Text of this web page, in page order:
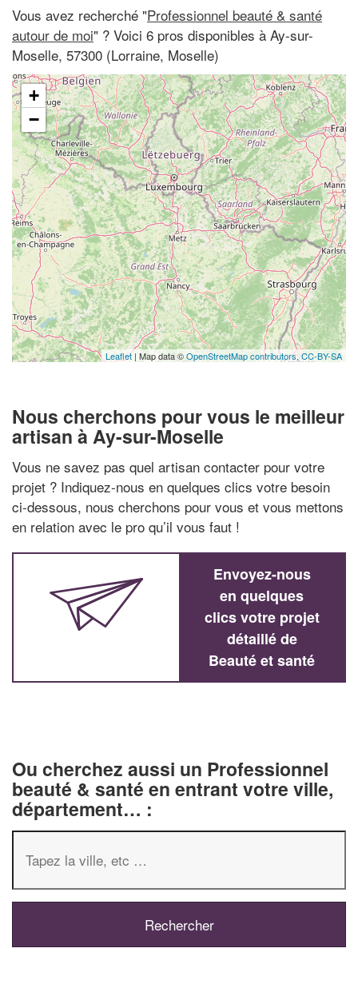
Vous avez recherché "Professionnel beauté & santé
autour de moi" ? Voici 6 pros disponibles à Ay-sur-
Moselle, 57300 (Lorraine, Moselle)
+
−
Leaflet| Map data ©OpenStreetMap contributors,CC-BY-SA
Nous cherchons pour vous le meilleur
artisan à Ay-sur-Moselle
Vous ne savez pas quel artisan contacter pour votre
projet ? Indiquez-nous en quelques clics votre besoin
ci-dessous, nous cherchons pour vous et vous mettons
en relation avec le pro qu’il vous faut !
Envoyez-nous
en quelques
clics votre projet
détaillé de
Beauté et santé
Ou cherchez aussi un Professionnel
beauté & santé en entrant votre ville,
département… :